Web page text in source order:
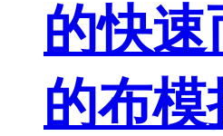
的快
的布模